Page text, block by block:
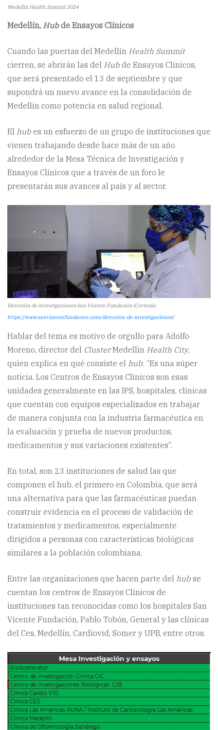
Medellín Health Summit 2024
Medellín, Hubde Ensayos Clínicos
Cuando las puertas del Medellín Health Summit
cierren, se abrirán las del Hub de Ensayos Clínicos,
que será presentado el 13 de septiembre y que
supondrá un nuevo avance en la consolidación de
Medellín como potencia en salud regional.
El hub es un esfuerzo de un grupo de instituciones que
vienen trabajando desde hace más de un año
alrededor de la Mesa Técnica de Investigación y
Ensayos Clínicos que a través de un foro le
presentarán sus avances al país y al sector.
Dirección de investigaciones San Vicente Fundación (Cortesía:
https://www.sanvicentefundacion.com/direccion-de-investigaciones)
Hablar del tema es motivo de orgullo para Adolfo
Moreno, director del ClusterMedellín Health City,
quien explica en qué consiste el hub: “Es una súper
noticia. Los Centros de Ensayos Clínicos son esas
unidades generalmente en las IPS, hospitales, clínicas
que cuentan con equipos especializados en trabajar
de manera conjunta con la industria farmacéutica en
la evaluación y prueba de nuevos productos,
medicamentos y sus variaciones existentes”.
En total, son 23 instituciones de salud las que
componen el hub, el primero en Colombia, que será
una alternativa para que las farmacéuticas puedan
construir evidencia en el proceso de validación de
tratamientos y medicamentos, especialmente
dirigidos a personas con características biológicas
similares a la población colombiana.
Entre las organizaciones que hacen parte del hub se
cuentan los centros de Ensayos Clínicos de
instituciones tan reconocidas como los hospitales San
Vicente Fundación, Pablo Tobón, General y las clínicas
del Ces, Medellín, Cardiovid, Somer y UPB, entre otros.